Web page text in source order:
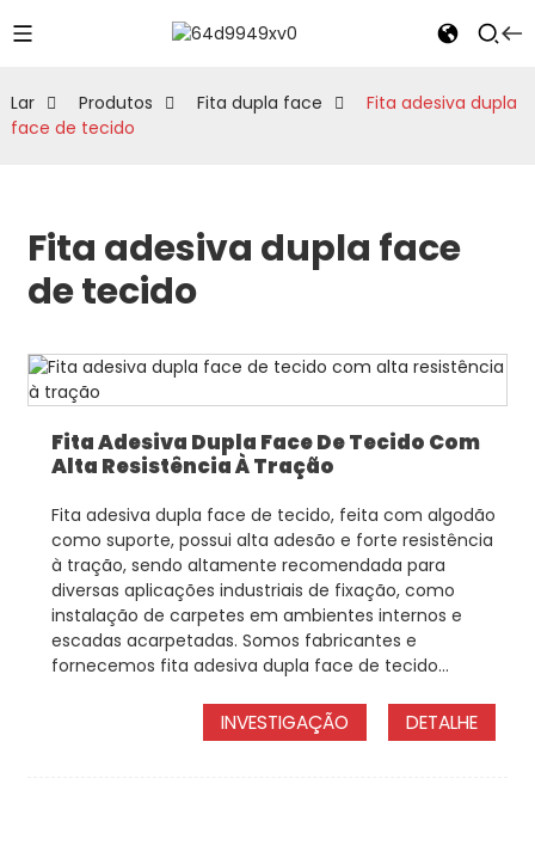
Lar Produtos Fita dupla face
Fita adesiva dupla
face de tecido
Fita adesiva dupla face
de tecido
Fita Adesiva Dupla Face De Tecido Com
Alta Resistência À Tração
Fita adesiva dupla face de tecido, feita com algodão
como suporte, possui alta adesão e forte resistência
à tração, sendo altamente recomendada para
diversas aplicações industriais de fixação, como
instalação de carpetes em ambientes internos e
escadas acarpetadas. Somos fabricantes e
fornecemos fita adesiva dupla face de tecido...
INVESTIGAÇÃO DETALHE